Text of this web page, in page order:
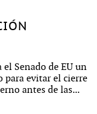
el Senado de EU un
para evitar el cierre
antes de las...